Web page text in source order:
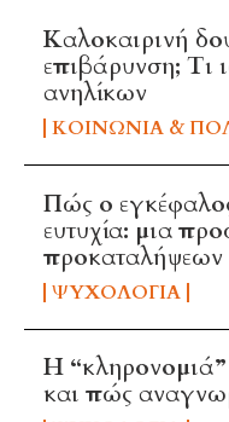
Καλοκαιρινή
επιβάρυνση; Τι
ανηλίκων
ΚΟΙΝΩΝΊΑ &
Πώς ο εγκέφαλος
ευτυχία: μια
προκαταλήψεων
ΨΥΧΟΛΟΓΊΑ
Η “κληρονομιά”
και πώς